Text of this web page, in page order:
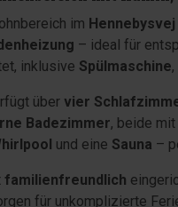
im Hennebysvej
– ideal für
inklusive Spülmaschine
über vier
Badezimmer, beide mit
und eine Sauna –
familienfreundlich
für unkomplizierte